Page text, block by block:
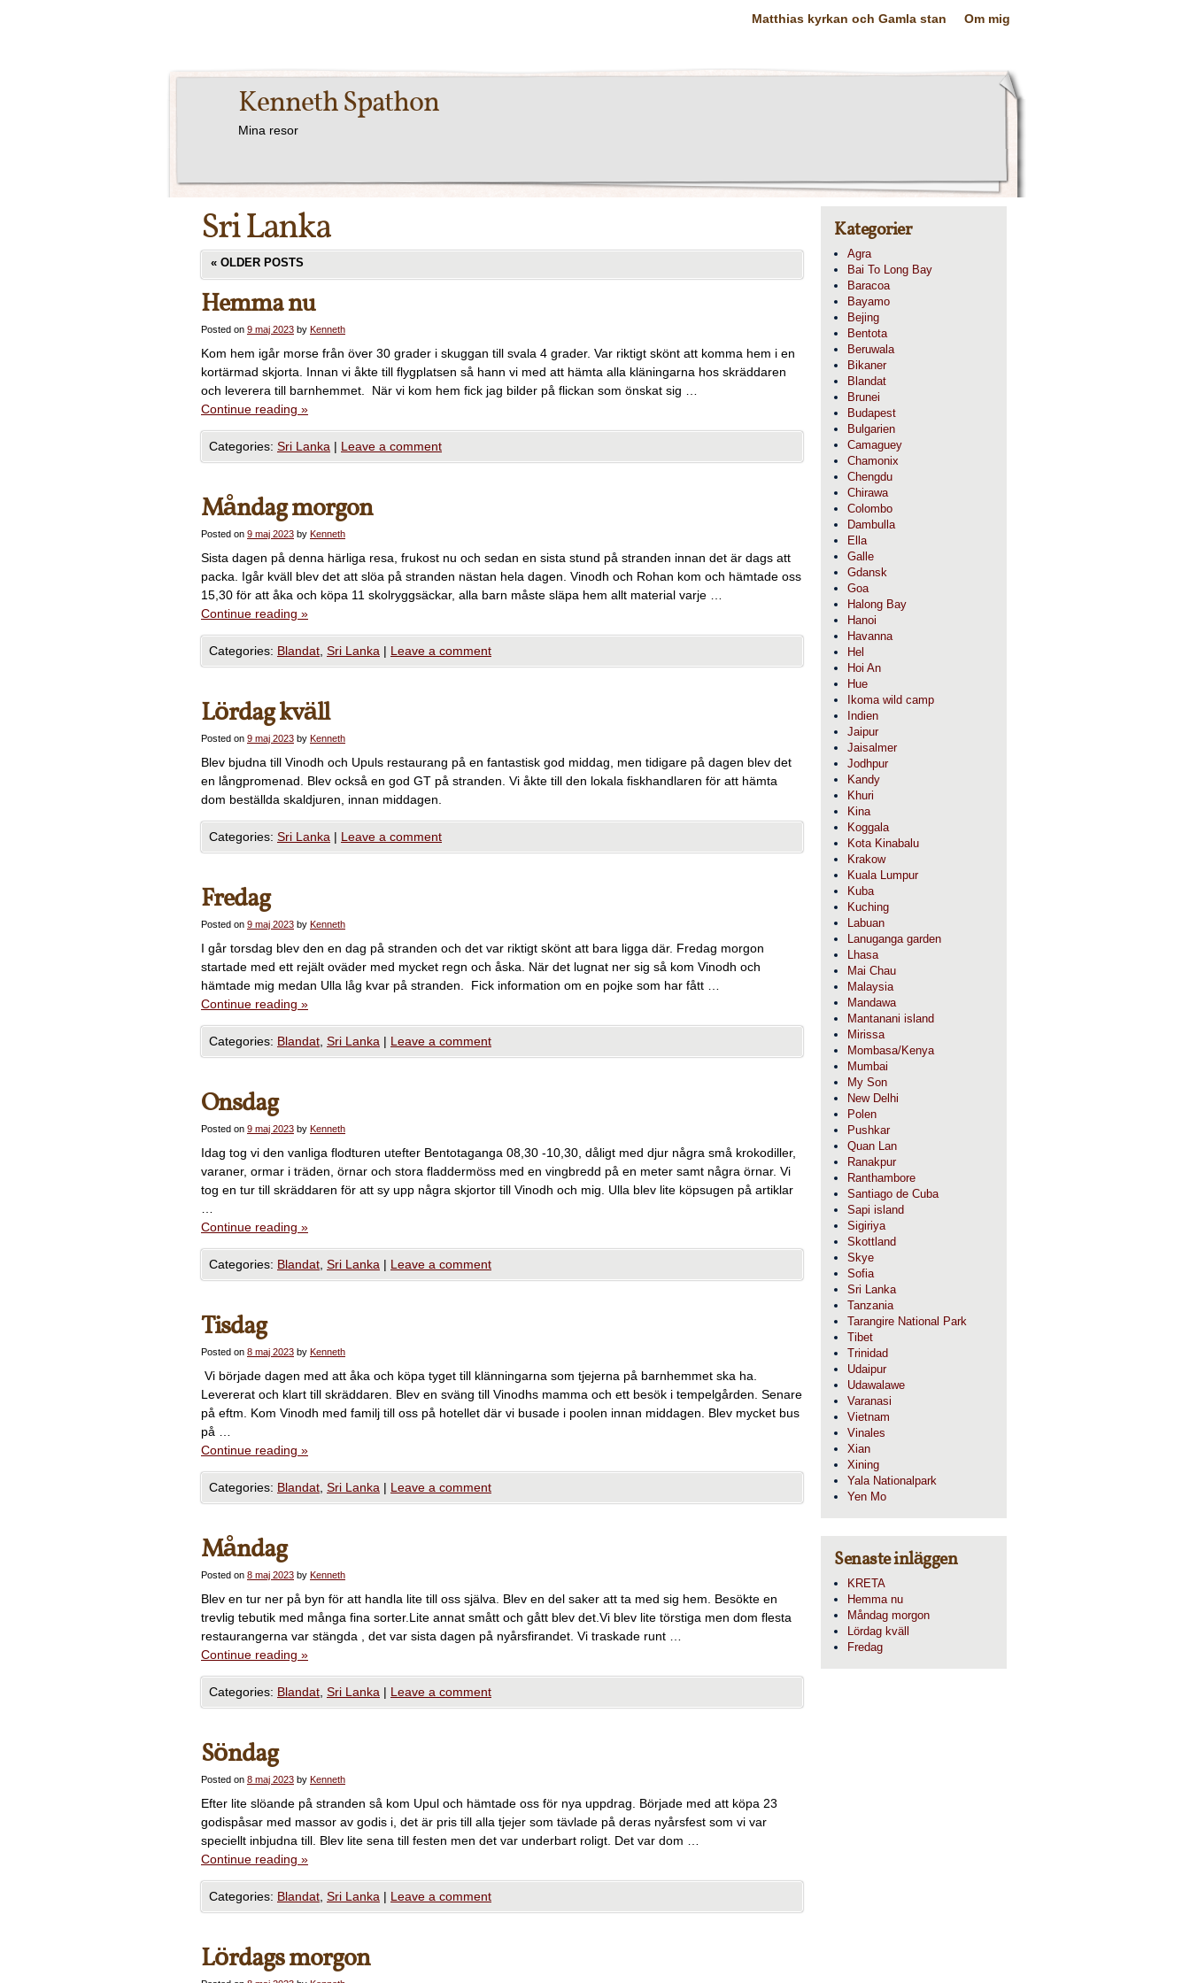
Matthias kyrkan och Gamla stan Om mig
Kenneth Spathon
Mina resor
Sri Lanka
« OLDER POSTS
Hemma nu
Posted on 9 maj 2023 by Kenneth
Kom hem igår morse från över 30 grader i skuggan till svala 4 grader. Var riktigt skönt att komma hem i en
kortärmad skjorta. Innan vi åkte till flygplatsen så hann vi med att hämta alla kläningarna hos skräddaren
och leverera till barnhemmet. När vi kom hem fick jag bilder på flickan som önskat sig …
Continue reading »
Categories: Sri Lanka | Leave a comment
Måndag morgon
Posted on 9 maj 2023 by Kenneth
Sista dagen på denna härliga resa, frukost nu och sedan en sista stund på stranden innan det är dags att
packa. Igår kväll blev det att slöa på stranden nästan hela dagen. Vinodh och Rohan kom och hämtade oss
15,30 för att åka och köpa 11 skolryggsäckar, alla barn måste släpa hem allt material varje …
Continue reading »
Categories: Blandat Sri Lanka | Leave a comment
Lördag kväll
Posted on 9 maj 2023 by Kenneth
Blev bjudna till Vinodh och Upuls restaurang på en fantastisk god middag, men tidigare på dagen blev det
en långpromenad. Blev också en god GT på stranden. Vi åkte till den lokala fiskhandlaren för att hämta
dom beställda skaldjuren, innan middagen.
Categories: Sri Lanka | Leave a comment
Fredag
Posted on 9 maj 2023 by Kenneth
I går torsdag blev den en dag på stranden och det var riktigt skönt att bara ligga där. Fredag morgon
startade med ett rejält oväder med mycket regn och åska. När det lugnat ner sig så kom Vinodh och
hämtade mig medan Ulla låg kvar på stranden. Fick information om en pojke som har fått …
Continue reading »
Categories: Blandat Sri Lanka | Leave a comment
Onsdag
Posted on 9 maj 2023 by Kenneth
Idag tog vi den vanliga flodturen utefter Bentotaganga 08,30 -10,30, dåligt med djur några små krokodiller,
varaner, ormar i träden, örnar och stora fladdermöss med en vingbredd på en meter samt några örnar. Vi
tog en tur till skräddaren för att sy upp några skjortor till Vinodh och mig. Ulla blev lite köpsugen på artiklar
Continue reading »
Categories: Blandat Sri Lanka | Leave a comment
Tisdag
Posted on 8 maj 2023 by Kenneth
Vi började dagen med att åka och köpa tyget till klänningarna som tjejerna på barnhemmet ska ha.
Levererat och klart till skräddaren. Blev en sväng till Vinodhs mamma och ett besök i tempelgården. Senare
på eftm. Kom Vinodh med familj till oss på hotellet där vi busade i poolen innan middagen. Blev mycket bus
på …
Continue reading »
Categories: Blandat Sri Lanka | Leave a comment
Måndag
Posted on 8 maj 2023 by Kenneth
Blev en tur ner på byn för att handla lite till oss själva. Blev en del saker att ta med sig hem. Besökte en
trevlig tebutik med många fina sorter.Lite annat smått och gått blev det.Vi blev lite törstiga men dom flesta
restaurangerna var stängda , det var sista dagen på nyårsfirandet. Vi traskade runt …
Continue reading »
Categories: Blandat Sri Lanka | Leave a comment
Söndag
Posted on 8 maj 2023 by Kenneth
Efter lite slöande på stranden så kom Upul och hämtade oss för nya uppdrag. Började med att köpa 23
godispåsar med massor av godis i, det är pris till alla tjejer som tävlade på deras nyårsfest som vi var
speciellt inbjudna till. Blev lite sena till festen men det var underbart roligt. Det var dom …
Continue reading »
Categories: Blandat Sri Lanka | Leave a comment
Lördags morgon
Kategorier
Agra
Bai To Long Bay
Baracoa
Bayamo
Bejing
Bentota
Beruwala
Bikaner
Blandat
Brunei
Budapest
Bulgarien
Camaguey
Chamonix
Chengdu
Chirawa
Colombo
Dambulla
Ella
Galle
Gdansk
Goa
Halong Bay
Hanoi
Havanna
Hel
Hoi An
Hue
Ikoma wild camp
Indien
Jaipur
Jaisalmer
Jodhpur
Kandy
Khuri
Kina
Koggala
Kota Kinabalu
Krakow
Kuala Lumpur
Kuba
Kuching
Labuan
Lanuganga garden
Lhasa
Mai Chau
Malaysia
Mandawa
Mantanani island
Mirissa
Mombasa/Kenya
Mumbai
My Son
New Delhi
Polen
Pushkar
Quan Lan
Ranakpur
Ranthambore
Santiago de Cuba
Sapi island
Sigiriya
Skottland
Skye
Sofia
Sri Lanka
Tanzania
Tarangire National Park
Tibet
Trinidad
Udaipur
Udawalawe
Varanasi
Vietnam
Vinales
Xian
Xining
Yala Nationalpark
Yen Mo
Senaste inläggen
KRETA
Hemma nu
Måndag morgon
Lördag kväll
Fredag